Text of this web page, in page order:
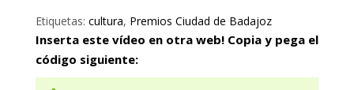
Etiquetas: cultura, Premios Ciudad de Badajoz
Inserta este vídeo en otra web! Copia y pega el
código siguiente: